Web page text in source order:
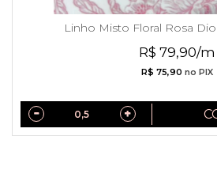
Linho Misto Floral Rosa
R$ 79,90/m
R$ 75,90 no PIX